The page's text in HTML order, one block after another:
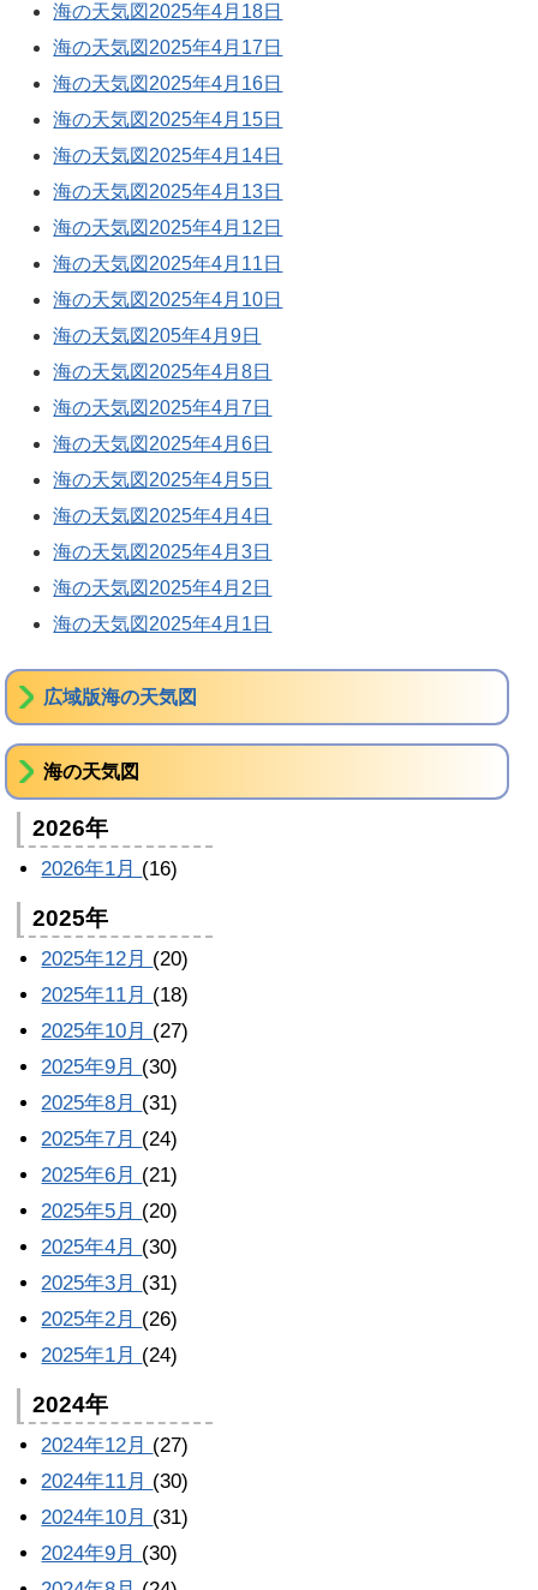
海の天気図2025年4月18日
海の天気図2025年4月17日
海の天気図2025年4月16日
海の天気図2025年4月15日
海の天気図2025年4月14日
海の天気図2025年4月13日
海の天気図2025年4月12日
海の天気図2025年4月11日
海の天気図2025年4月10日
海の天気図205年4月9日
海の天気図2025年4月8日
海の天気図2025年4月7日
海の天気図2025年4月6日
海の天気図2025年4月5日
海の天気図2025年4月4日
海の天気図2025年4月3日
海の天気図2025年4月2日
海の天気図2025年4月1日
広域版海の天気図
海の天気図
2026年
2026年1月 (16)
2025年
2025年12月 (20)
2025年11月 (18)
2025年10月 (27)
2025年9月 (30)
2025年8月 (31)
2025年7月 (24)
2025年6月 (21)
2025年5月 (20)
2025年4月 (30)
2025年3月 (31)
2025年2月 (26)
2025年1月 (24)
2024年
2024年12月 (27)
2024年11月 (30)
2024年10月 (31)
2024年9月 (30)